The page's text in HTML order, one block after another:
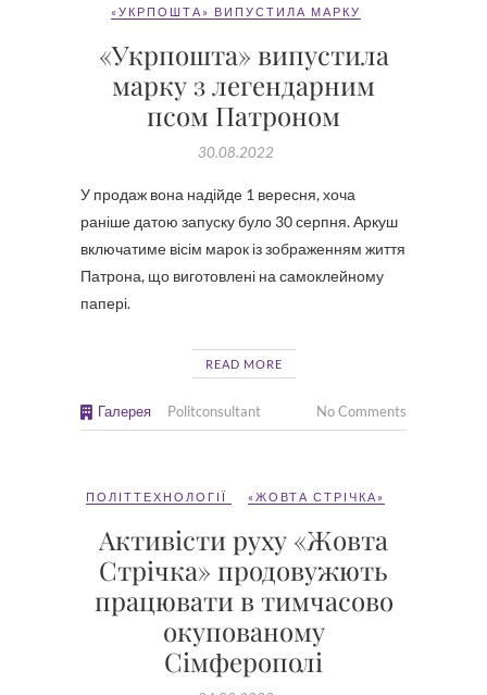
«УКРПОШТА» ВИПУСТИЛА МАРКУ
«Укрпошта» випустила
марку з легендарним
псом Патроном
30.08.2022
У продаж вона надійде 1 вересня, хоча
раніше датою запуску було 30 серпня. Аркуш
включатиме вісім марок із зображенням життя
Патрона, що виготовлені на самоклейному
папері.
READ MORE
Галерея Politconsultant No Comments
ПОЛІТТЕХНОЛОГІЇ «ЖОВТА СТРІЧКА»
Активісти руху «Жовта
Стрічка» продовужють
працювати в тимчасово
окупованому
Сімферополі